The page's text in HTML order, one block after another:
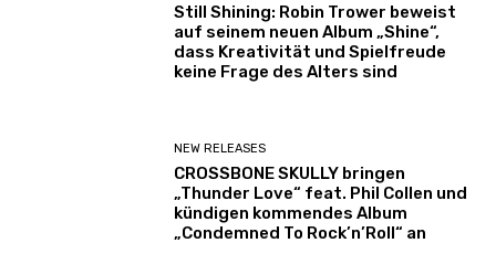
Still Shining: Robin Trower beweist
auf seinem neuen Album „Shine“,
dass Kreativität und Spielfreude
keine Frage des Alters sind
NEW RELEASES
CROSSBONE SKULLY bringen
„Thunder Love“ feat. Phil Collen und
kündigen kommendes Album
„Condemned To Rock’n’Roll“ an